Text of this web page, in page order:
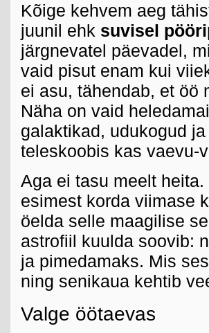
Kõige kehvem aeg
juunil ehk suvisel
järgnevatel päevadel,
vaid pisut enam kui
ei asu, tähendab, et öö
Näha on vaid
galaktikad, udukogud
teleskoobis kas vaevu-
Aga ei tasu meelt
esimest korda viimase
öelda selle maagilise
astrofiil kuulda soovib:
ja pimedamaks. Mis
ning senikaua kehtib
Valge öötaevas